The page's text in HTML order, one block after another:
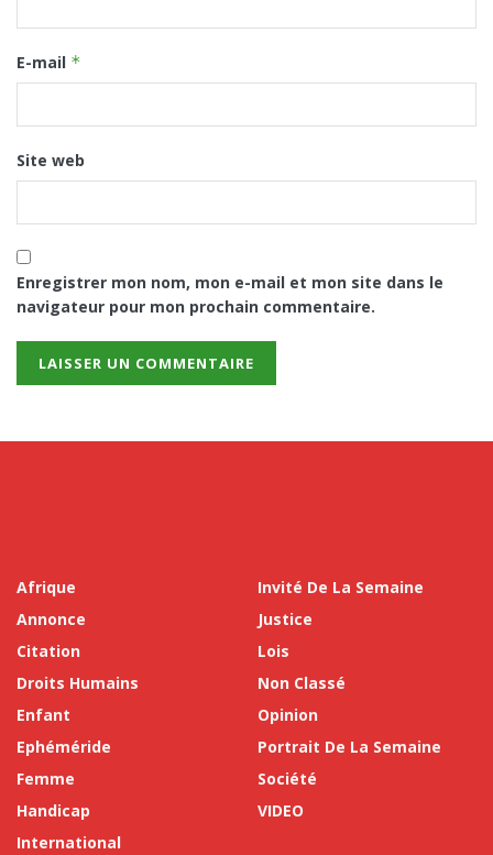
E-mail *
Site web
Enregistrer mon nom, mon e-mail et mon site dans le
navigateur pour mon prochain commentaire.
Afrique
Annonce
Citation
Droits Humains
Enfant
Ephéméride
Femme
Handicap
International
Invité De La Semaine
Justice
Lois
Non Classé
Opinion
Portrait De La Semaine
Société
VIDEO